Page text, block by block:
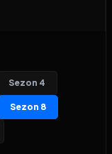
Sezon 4
Sezon 8